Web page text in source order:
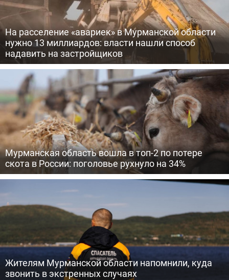
На расселение «авариек» в Мурманской области
нужно 13 миллиардов: власти нашли способ
надавить на застройщиков
Мурманская область вошла в топ-2 по потере
скота в России: поголовье рухнуло на 34%
Жителям Мурманской области напомнили, куда
звонить в экстренных случаях